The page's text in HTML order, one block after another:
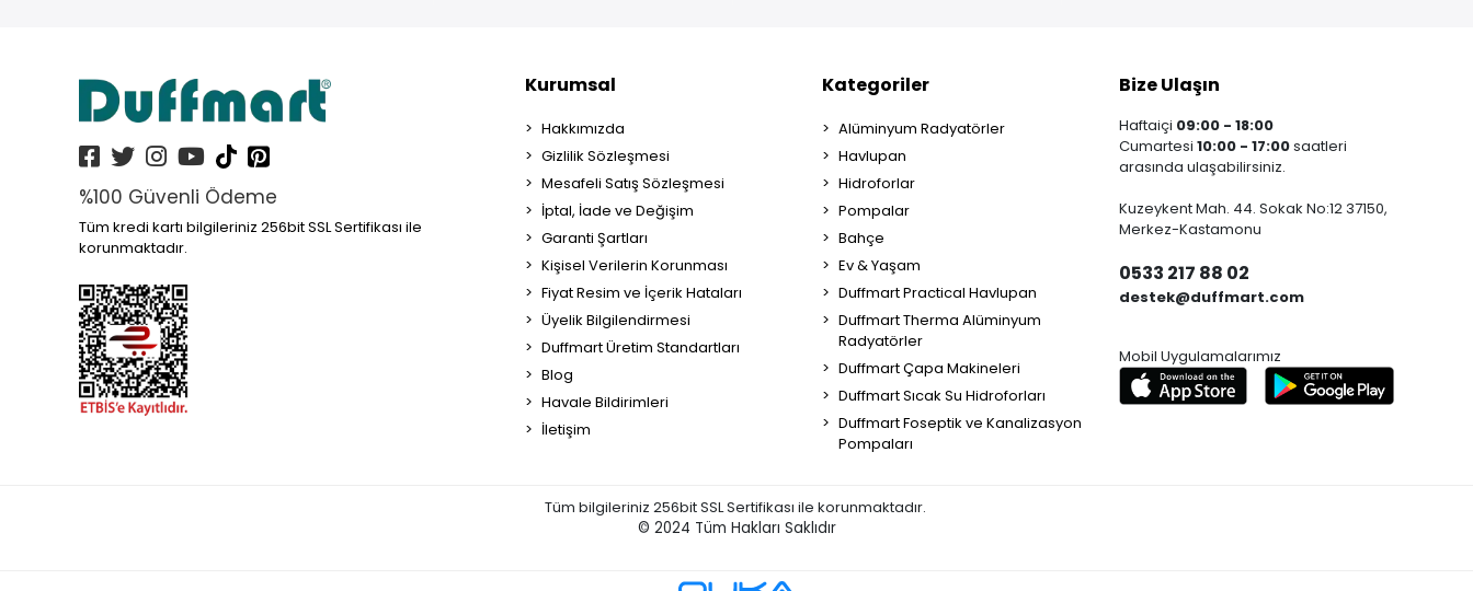
%100 Güvenli Ödeme
Tüm kredi kartı bilgileriniz 256bit SSL Sertifikası ile
korunmaktadır.
Kurumsal
Hakkımızda
Gizlilik Sözleşmesi
Mesafeli Satış Sözleşmesi
İptal, İade ve Değişim
Garanti Şartları
Kişisel Verilerin Korunması
Fiyat Resim ve İçerik Hataları
Üyelik Bilgilendirmesi
Duffmart Üretim Standartları
Blog
Havale Bildirimleri
İletişim
Kategoriler
Alüminyum Radyatörler
Havlupan
Hidroforlar
Pompalar
Bahçe
Ev & Yaşam
Duffmart Practical Havlupan
Duffmart Therma Alüminyum
Radyatörler
Duffmart Çapa Makineleri
Duffmart Sıcak Su Hidroforları
Duffmart Foseptik ve Kanalizasyon
Pompaları
Bize Ulaşın
Haftaiçi 09:00 - 18:00
Cumartesi 10:00 - 17:00saatleri
arasında ulaşabilirsiniz.
Kuzeykent Mah. 44. Sokak No:12 37150,
Merkez-Kastamonu
0533 217 88 02
destek@duffmart.com
Mobil Uygulamalarımız
Tüm bilgileriniz 256bit SSL Sertifikası ile korunmaktadır.
© 2024 Tüm Hakları Saklıdır